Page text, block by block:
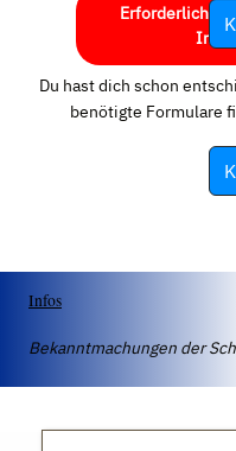
Erforderlichen
Du hast dich schon
benötigte Formulare
Infos
Bekanntmachungen der